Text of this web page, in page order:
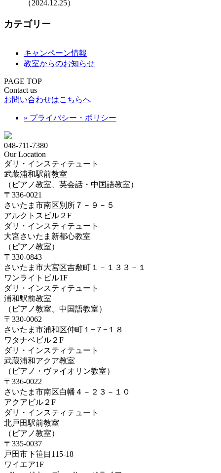
（2024.12.25）
カテゴリー
キャンペーン情報
教室からのお知らせ
PAGE TOP
Contact us
お問い合わせはこちらへ
» プライバシー・ポリシー
048-711-7380
Our Location
ダリ・インスティテュート
武蔵浦和駅前教室
（ピアノ教室、英会話・中国語教室）
〒336-0021
さいたま市南区別所７－９－５
アルクトスビル２F
ダリ・インスティテュート
大宮さいたま新都心教室
（ピアノ教室）
〒330-0843
さいたま市大宮区吉敷町１－１３３－１
ワンライトビル1F
ダリ・インスティテュート
浦和駅前教室
（ピアノ教室、中国語教室）
〒330-0062
さいたま市浦和区仲町１−７−１８
ワタナベビル２F
ダリ・インスティテュート
武蔵浦和アクア教室
（ピアノ・ヴァイオリン教室）
〒336-0022
さいたま市南区白幡４－２３－１０
アクアビル２F
ダリ・インスティテュート
北戸田駅前教室
（ピアノ教室）
〒335-0037
戸田市下笹目115-18
ワイエア1F